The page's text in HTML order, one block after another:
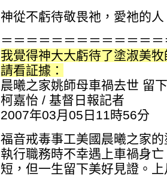
神從不虧待敬畏祂，愛祂的
＝＝＝＝＝＝＝＝＝＝＝＝
我覺得神大大虧待了塗淑美
請看証據：
晨曦之家姚師母車禍去世 留
柯嘉怡 / 基督日報記者
2007年03月05日11時56分
福音戒毒事工美國晨曦之家
執行職務時不幸遇上車禍身
短，但一生留下美好見證。